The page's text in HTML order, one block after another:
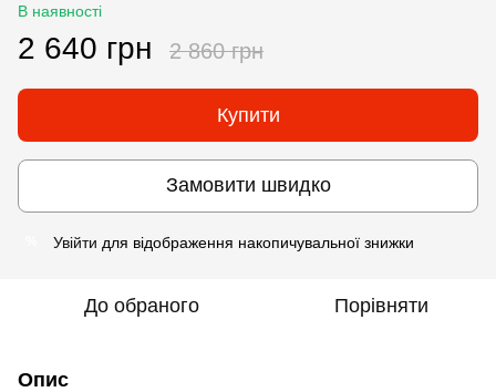
В наявності
2 640 грн 2 860 грн
Купити
Замовити швидко
Увійти для відображення накопичувальної знижки
До обраного Порівняти
Опис